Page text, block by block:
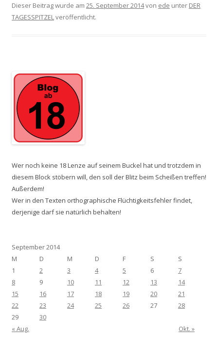
Dieser Beitrag wurde am 25. September 2014von ede unter DER
TAGESSPITZELveröffentlicht.
Wer noch keine 18 Lenze auf seinem Buckel hat und trotzdem in
diesem Block stöbern will, den soll der Blitz beim Scheißen treffen!
Außerdem!
Wer in den Texten orthographische Flüchtigkeitsfehler findet,
derjenige darf sie natürlich behalten!
September 2014
M
D M D F S
S
1
2 3 4 5 6
7
8
9 10 11 12 13
14
15
16 17 18 19 20
21
22
23 24 25 26 27
28
29
30
« Aug.
Okt. »